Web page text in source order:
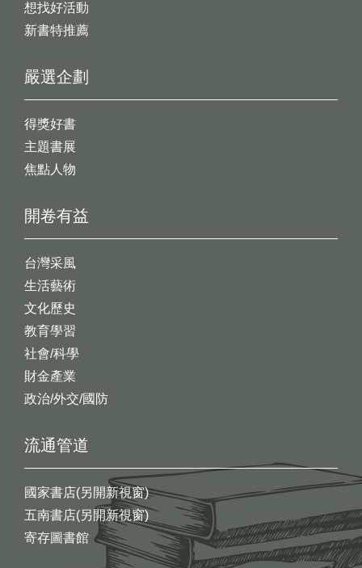
想找好活動
新書特推薦
開卷有益
台灣采風
生活藝術
文化歷史
教育學習
社會/科學
財金產業
政治/外交/國防
嚴選企劃
得獎好書
主題書展
焦點人物
流通管道
國家書店(另開新視窗)
五南書店(另開新視窗)
寄存圖書館